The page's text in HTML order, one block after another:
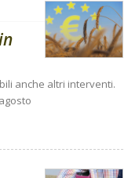
anche altri interventi.